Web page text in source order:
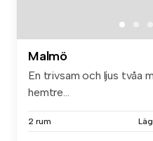
Malmö
En trivsam och ljus tvåa
hemtre...
2 rum